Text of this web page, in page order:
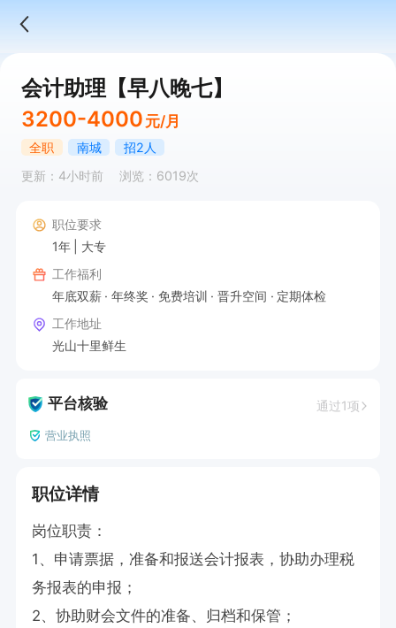
会计助理【早八晚七】
3200-4000 元/月
全职 南城
招2人
更新：4小时前
浏览：6019次
职位要求
1年
大专
工作福利
年底双薪
年终奖 免费培训 晋升空间
定期体检
工作地址
光山十里鲜生
平台核验 通过1项
营业执照
职位详情
岗位职责：
1、申请票据，准备和报送会计报表，协助办理税
务报表的申报；
2、协助财会文件的准备、归档和保管；